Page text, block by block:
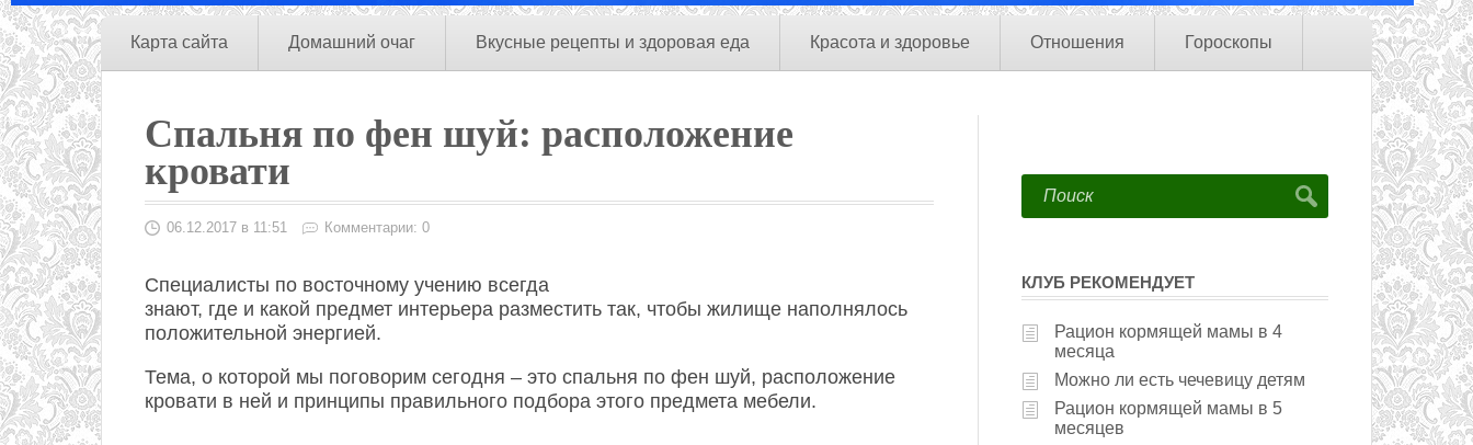
Карта сайта Домашний очаг Вкусные рецепты и здоровая еда Красота и здоровье Отношения Гороскопы
Спальня по фен шуй: расположение
кровати
06.12.2017 в 11:51 Комментарии: 0
Специалисты по восточному учению всегда
знают, где и какой предмет интерьера разместить так, чтобы жилище наполнялось
положительной энергией.
Тема, о которой мы поговорим сегодня – это спальня по фен шуй, расположение
кровати в ней и принципы правильного подбора этого предмета мебели.
КЛУБ РЕКОМЕНДУЕТ
Рацион кормящей мамы в 4
месяца
Можно ли есть чечевицу детям
Рацион кормящей мамы в 5
месяцев